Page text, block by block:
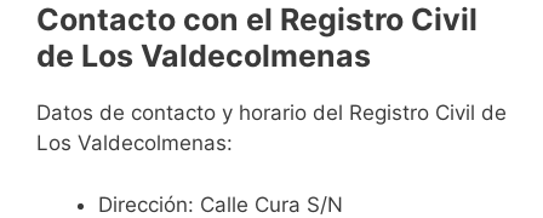
Contacto con el Registro Civil
de Los Valdecolmenas
Datos de contacto y horario del Registro Civil de
Los Valdecolmenas:
Dirección: Calle Cura S/N